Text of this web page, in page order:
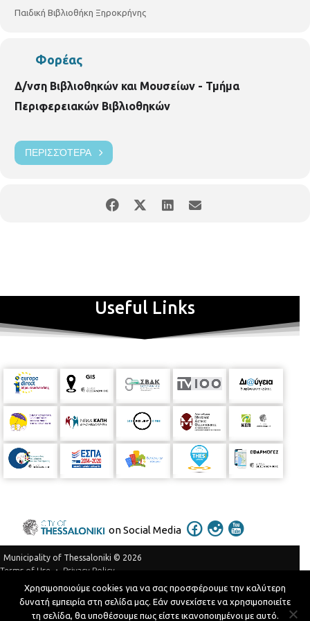
Παιδική Βιβλιοθήκη Ξηροκρήνης
Φορέας
Δ/νση Βιβλιοθηκών και Μουσείων - Τμήμα
Περιφερειακών Βιβλιοθηκών
ΠΕΡΙΣΣΌΤΕΡΑ
Useful Links
on Social Media
Municipality of Thessaloniki © 2026
Terms of Use
Privacy Policy
Telephone Catalog
Developed byMyCompany Projects
Χρησιμοποιούμε cookies για να σας προσφέρουμε την καλύτερη
δυνατή εμπειρία στη σελίδα μας. Εάν συνεχίσετε να χρησιμοποιείτε
τη σελίδα, θα υποθέσουμε πως είστε ικανοποιημένοι με αυτό.